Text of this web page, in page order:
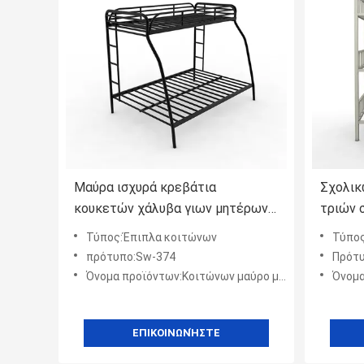
Μαύρα ισχυρά κρεβάτια
κουκετών χάλυβα γιων μητέρων
Bedbase σχολικών κοιτώνων
Τύπος:Έπιπλα κοιτώνων
πρότυπο:Sw-374
Όνομα προϊόντων:Κοιτώνων μαύρο μητέρων κρεβάτι κουκετών χάλυβα καταστρωμάτων γιων διπλό με ισχυρό Bedbase
ΕΠΙΚΟΙΝΩΝΉΣΤΕ
τριών
τριπλά
Όνομα